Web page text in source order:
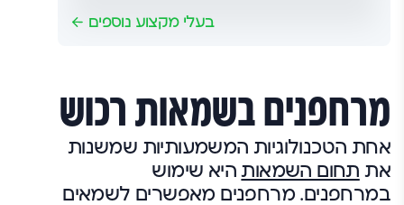
בעלי מקצוע נוספים
מרחפנים בשמאות רכוש
אחת הטכנולוגיות המשמעותיות שמשנות
את תחום השמאותהיא שימוש
במרחפנים. מרחפנים מאפשרים לשמאים